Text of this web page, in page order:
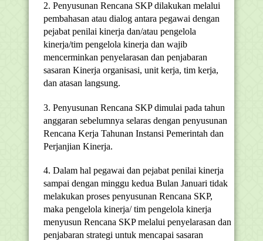
2. Penyusunan Rencana SKP dilakukan melalui
pembahasan atau dialog antara pegawai dengan
pejabat penilai kinerja dan/atau pengelola
kinerja/tim pengelola kinerja dan wajib
mencerminkan penyelarasan dan penjabaran
sasaran Kinerja organisasi, unit kerja, tim kerja,
dan atasan langsung.
3. Penyusunan Rencana SKP dimulai pada tahun
anggaran sebelumnya selaras dengan penyusunan
Rencana Kerja Tahunan Instansi Pemerintah dan
Perjanjian Kinerja.
4. Dalam hal pegawai dan pejabat penilai kinerja
sampai dengan minggu kedua Bulan Januari tidak
melakukan proses penyusunan Rencana SKP,
maka pengelola kinerja/ tim pengelola kinerja
menyusun Rencana SKP melalui penyelarasan dan
penjabaran strategi untuk mencapai sasaran